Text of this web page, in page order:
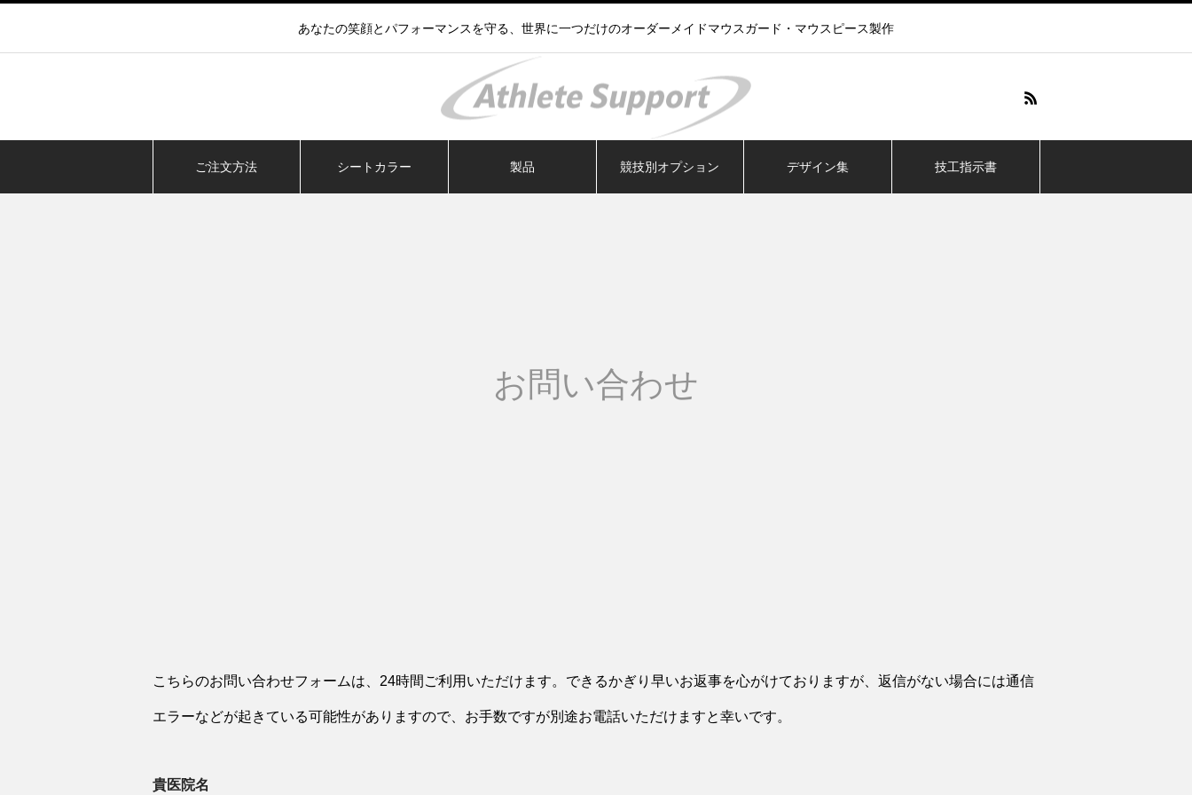
あなたの笑顔とパフォーマンスを守る、世界に一つだけのオーダーメイドマウスガード・マウスピース製作
ご注文方法 シートカラー 製品 競技別オプション デザイン集 技工指示書
お問い合わせ
こちらのお問い合わせフォームは、24時間ご利用いただけます。できるかぎり早いお返事を心がけておりますが、返信がない場合には通信
エラーなどが起きている可能性がありますので、お手数ですが別途お電話いただけますと幸いです。
貴医院名